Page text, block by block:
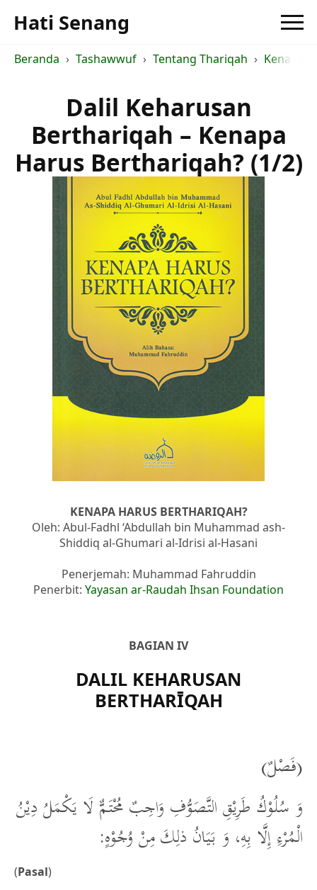
Hati Senang
Beranda Tashawwuf Tentang Thariqah Kenapa
Dalil Keharusan
Berthariqah – Kenapa
Harus Berthariqah? (1/2)
KENAPA HARUS BERTHARIQAH?
Oleh: Abul-Fadhl ‘Abdullah bin Muhammad ash-
Shiddiq al-Ghumari al-Idrisi al-Hasani
Penerjemah: Muhammad Fahruddin
Penerbit: Yayasan ar-Raudah Ihsan Foundation
BAGIAN IV
DALIL KEHARUSAN
BERTHARĪQAH
(فَصْلٌ)
وَ سُلُوْكُ طَرِيْقِ التَّصَوُّفِ وَاجِبٌ مُحْتَمٌّ لَا يَكْمَلُ دِيْنُ
الْمُرْءِ إِلَّا بِهِ، وَ بَيَانُ ذلِكَ مِنْ وُجُوْهٍ:
(Pasal)